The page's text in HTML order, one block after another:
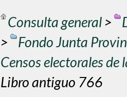
Consulta general>
>
Fondo Junta
Censos electorales
Libro antiguo 766